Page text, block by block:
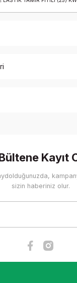
için teşekkür ederiz.
bozuk veya
Kayıt
sizin haberiniz olur.